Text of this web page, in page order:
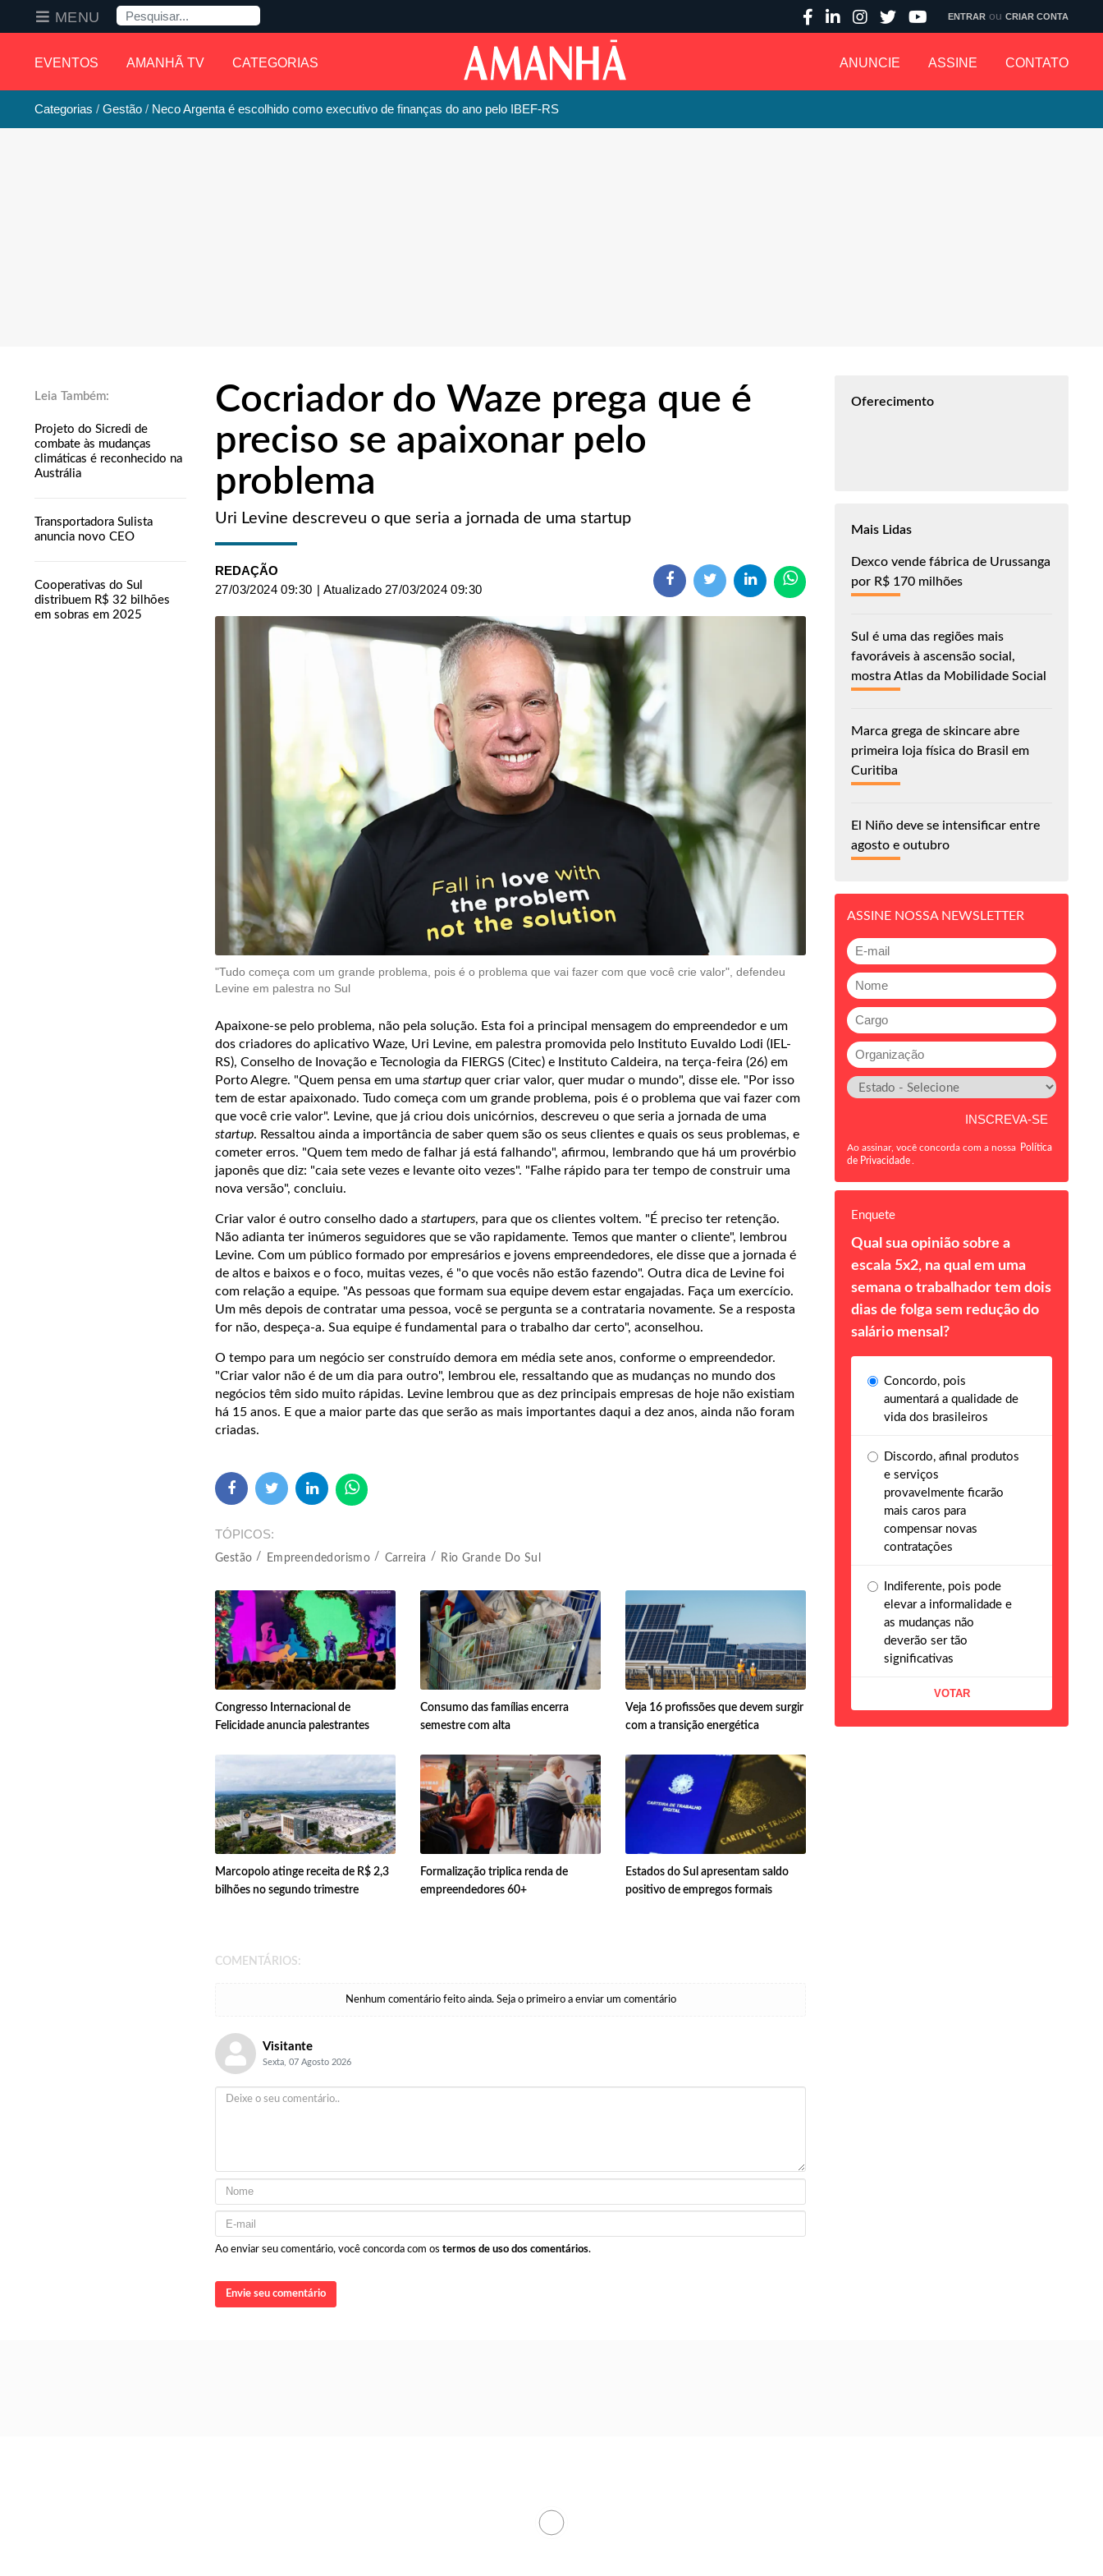
EVENTOS AMANHÃ TV CATEGORIAS ANUNCIE ASSINE CONTATO
MENU Pesquisa ENTRAR ou CRIAR CONTA
Categorias Gestão Neco Argenta é escolhido como executivo de finanças do ano pelo IBEF-RS
Projeto do Sicredi de
combate às mudanças
climáticas é reconhecido na
Austrália
Transportadora Sulista
anuncia novo CEO
Cooperativas do Sul
distribuem R$ 32 bilhões
em sobras em 2025
Cocriador do Waze prega que é
preciso se apaixonar pelo
problema
Uri Levine descreveu o que seria a jornada de uma startup
REDAÇÃO
27/03/2024 09:30 | Atualizado 27/03/2024 09:30
"Tudo começa com um grande problema, pois é o problema que vai fazer com que você crie valor", defendeu
Levine em palestra no Sul
Apaixone-se pelo problema, não pela solução. Esta foi a principal mensagem do empreendedor e um
dos criadores do aplicativo Waze, Uri Levine, em palestra promovida pelo Instituto Euvaldo Lodi (IEL-
RS), Conselho de Inovação e Tecnologia da FIERGS (Citec) e Instituto Caldeira, na terça-feira (26) em
Porto Alegre. "Quem pensa em uma startup quer criar valor, quer mudar o mundo", disse ele. "Por isso
tem de estar apaixonado. Tudo começa com um grande problema, pois é o problema que vai fazer com
que você crie valor". Levine, que já criou dois unicórnios, descreveu o que seria a jornada de uma
startup. Ressaltou ainda a importância de saber quem são os seus clientes e quais os seus problemas, e
cometer erros. "Quem tem medo de falhar já está falhando", afirmou, lembrando que há um provérbio
japonês que diz: "caia sete vezes e levante oito vezes". "Falhe rápido para ter tempo de construir uma
nova versão", concluiu.
Criar valor é outro conselho dado a startupers, para que os clientes voltem. "É preciso ter retenção.
Não adianta ter inúmeros seguidores que se vão rapidamente. Temos que manter o cliente", lembrou
Levine. Com um público formado por empresários e jovens empreendedores, ele disse que a jornada é
de altos e baixos e o foco, muitas vezes, é "o que vocês não estão fazendo". Outra dica de Levine foi
com relação a equipe. "As pessoas que formam sua equipe devem estar engajadas. Faça um exercício.
Um mês depois de contratar uma pessoa, você se pergunta se a contrataria novamente. Se a resposta
for não, despeça-a. Sua equipe é fundamental para o trabalho dar certo", aconselhou.
O tempo para um negócio ser construído demora em média sete anos, conforme o empreendedor.
"Criar valor não é de um dia para outro", lembrou ele, ressaltando que as mudanças no mundo dos
negócios têm sido muito rápidas. Levine lembrou que as dez principais empresas de hoje não existiam
há 15 anos. E que a maior parte das que serão as mais importantes daqui a dez anos, ainda não foram
criadas.
TÓPICOS
Gestão Empreendedorismo Carreira Rio Grande Do Sul
Congresso Internacional de
Felicidade anuncia palestrantes
Consumo das famílias encerra
semestre com alta
Veja 16 profissões que devem surgir
com a transição energética
Marcopolo atinge receita de R$ 2,3
bilhões no segundo trimestre
Formalização triplica renda de
empreendedores 60+
Estados do Sul apresentam saldo
positivo de empregos formais
COMENTÁRIOS:
Nenhum comentário feito ainda. Seja o primeiro a enviar um comentário
Visitante
Sexta, 07 Agosto 2026
Ao enviar seu comentário, você concorda com os termos de uso dos comentários.
Envie seu comentário
Oferecimento
Mais Lidas
Dexco vende fábrica de Urussanga
por R$ 170 milhões
Sul é uma das regiões mais
favoráveis à ascensão social,
mostra Atlas da Mobilidade Social
Marca grega de skincare abre
primeira loja física do Brasil em
Curitiba
El Niño deve se intensificar entre
agosto e outubro
ASSINE NOSSA NEWSLETTER
Ao assinar, você concorda com a nossa Política
de Privacidade
Enquete
Qual sua opinião sobre a
escala 5x2, na qual em uma
semana o trabalhador tem dois
dias de folga sem redução do
salário mensal?
Concordo, pois
aumentará a qualidade de
vida dos brasileiros
Discordo, afinal produtos
e serviços
provavelmente ficarão
mais caros para
compensar novas
contratações
Indiferente, pois pode
elevar a informalidade e
as mudanças não
deverão ser tão
significativas